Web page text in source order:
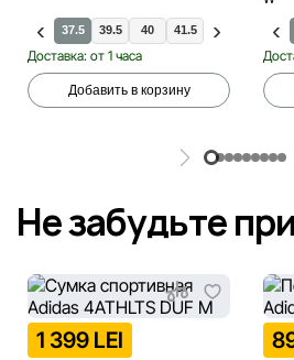
37.5 39.5 40 41.5 42
Доставка: от 1 часа
Добавить в корзину
Не забудьте
1 399 LEI